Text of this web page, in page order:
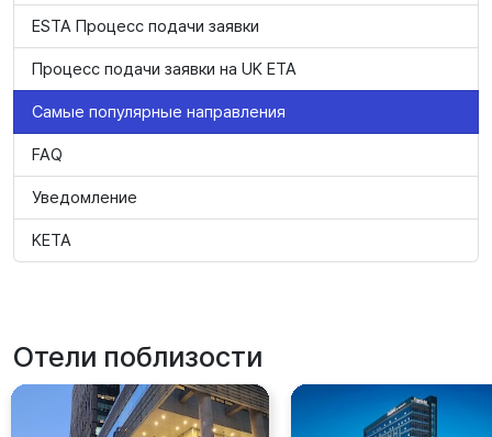
ESTA Процесс подачи заявки
Процесс подачи заявки на UK ETA
Самые популярные направления
FAQ
Уведомление
KETA
Отели поблизости